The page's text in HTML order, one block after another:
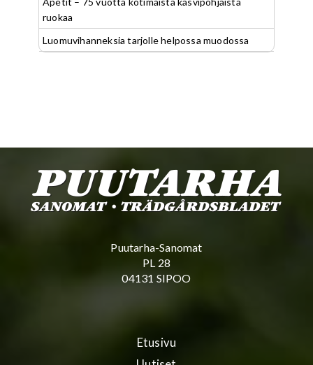
ruokaa
Luomuvihanneksia tarjolle helpossa muodossa
Puutarha-Sanomat
PL 28
04131 SIPOO
Etusivu